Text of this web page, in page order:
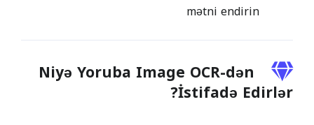
mətni endirin
Niyə Yoruba Image OCR-dən
İstifadə Edirlər?